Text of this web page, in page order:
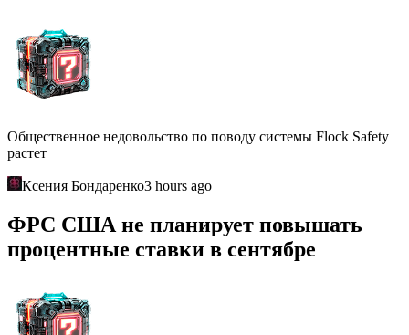
Общественное недовольство по поводу системы Flock Safety
растет
Ксения Бондаренко3 hours ago
ФРС США не планирует повышать
процентные ставки в сентябре